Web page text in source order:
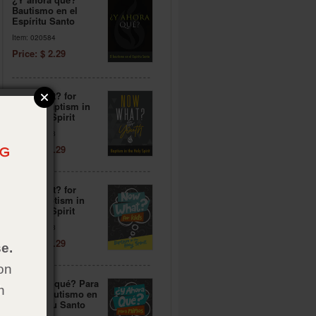
Bautismo en el
Espíritu Santo
Item: 020584
Price: $ 2.29
Now What? for
Youth: Baptism in
the Holy Spirit
Item: 020588
Price: $ 2.29
Now What? for
Kids: Baptism in
the Holy Spirit
Item: 020568
Price: $ 2.29
¿Y ahora qué? Para
niños: Bautismo en
el Espíritu Santo